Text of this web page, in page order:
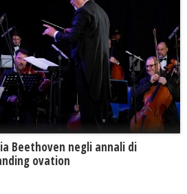
Beethoven negli annali di
ovation